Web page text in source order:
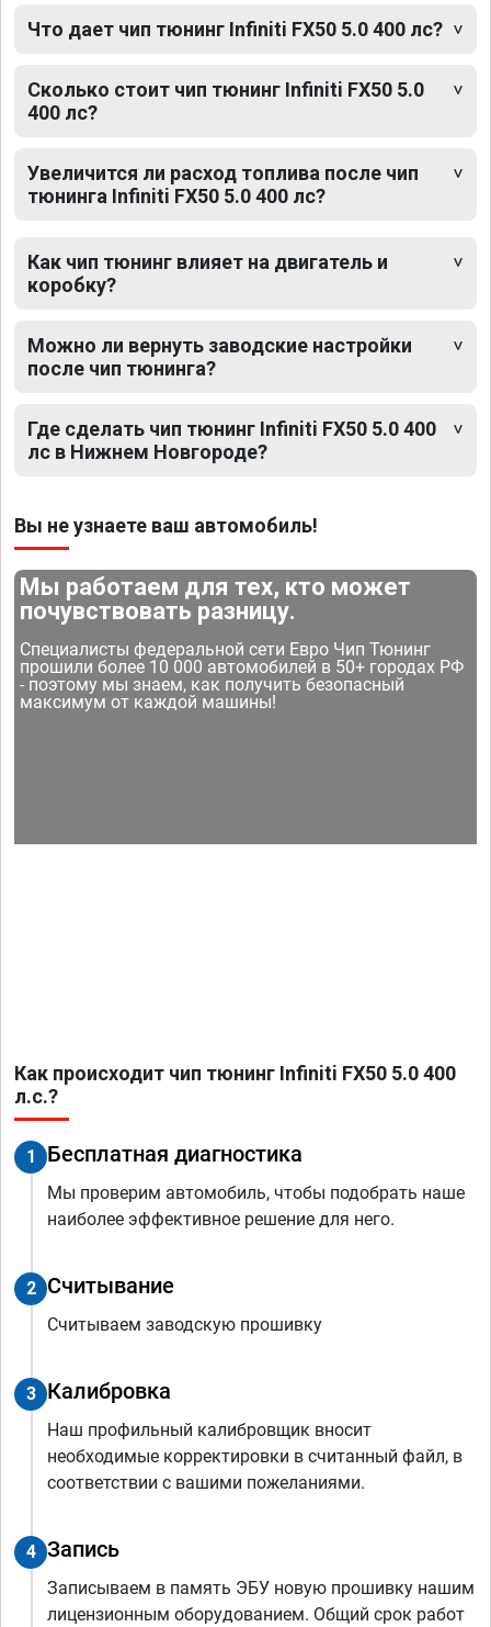
Что дает чип тюнинг Infiniti FX50 5.0 400 лс?
Сколько стоит чип тюнинг Infiniti FX50 5.0
400 лс?
Увеличится ли расход топлива после чип
тюнинга Infiniti FX50 5.0 400 лс?
Как чип тюнинг влияет на двигатель и
коробку?
Можно ли вернуть заводские настройки
после чип тюнинга?
Где сделать чип тюнинг Infiniti FX50 5.0 400
лс в Нижнем Новгороде?
Вы не узнаете ваш автомобиль!
Мы работаем для тех, кто может
почувствовать разницу.
Специалисты федеральной сети Евро Чип Тюнинг
прошили более 10 000 автомобилей в 50+ городах РФ
- поэтому мы знаем, как получить безопасный
максимум от каждой машины!
Как происходит чип тюнинг Infiniti FX50 5.0 400
л.с.?
1 Бесплатная диагностика
Мы проверим автомобиль, чтобы подобрать наше
наиболее эффективное решение для него.
2 Считывание
Считываем заводскую прошивку
3 Калибровка
Наш профильный калибровщик вносит
необходимые корректировки в считанный файл, в
соответствии с вашими пожеланиями.
4 Запись
Записываем в память ЭБУ новую прошивку нашим
лицензионным оборудованием. Общий срок работ